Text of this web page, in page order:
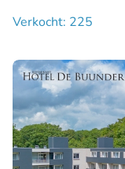
Verkocht: 225